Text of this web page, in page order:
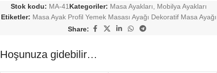
Stok kodu: MA-41Kategoriler: Masa Ayakları, Mobilya Ayakları
Etiketler: Masa Ayak Profil Yemek Masası Ayağı Dekoratif Masa Ayağı
Share:
Hoşunuza gidebilir…